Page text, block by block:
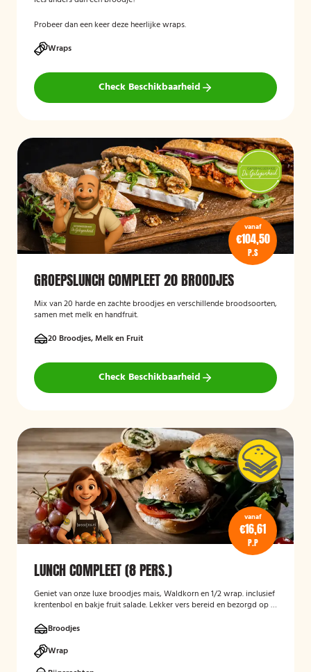
Probeer dan een keer deze heerlijke wraps.
Wraps
Check Beschikbaarheid
vanaf
€104,50
P.S
GROEPSLUNCH COMPLEET 20 BROODJES
Mix van 20 harde en zachte broodjes en verschillende broodsoorten,
samen met melk en handfruit.
20 Broodjes, Melk en Fruit
Check Beschikbaarheid
vanaf
€16,61
P.P
LUNCH COMPLEET (8 PERS.)
Geniet van onze luxe broodjes mais, Waldkorn en 1/2 wrap. inclusief
krentenbol en bakje fruit salade. Lekker vers bereid en bezorgd op je
Broodjes
Wrap